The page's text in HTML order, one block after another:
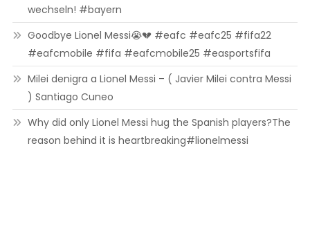
wechseln! #bayern
Goodbye Lionel Messi😭💔 #eafc #eafc25 #fifa22
#eafcmobile #fifa #eafcmobile25 #easportsfifa
Milei denigra a Lionel Messi – ( Javier Milei contra Messi
) Santiago Cuneo
Why did only Lionel Messi hug the Spanish players?The
reason behind it is heartbreaking#lionelmessi